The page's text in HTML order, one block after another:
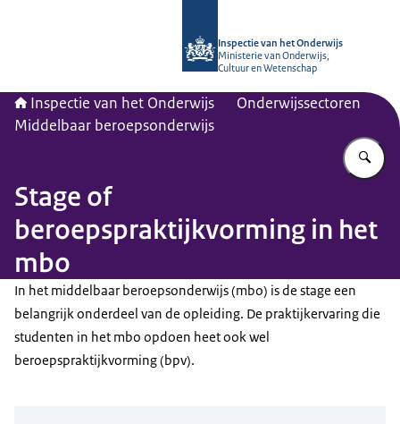
Inspectie van het Onderwijs
Ministerie van Onderwijs,
Cultuur en Wetenschap
Inspectie van het Onderwijs
Onderwijssectoren
Middelbaar beroepsonderwijs
Stage of
beroepspraktijkvorming in het
mbo
In het middelbaar beroepsonderwijs (mbo) is de stage een
belangrijk onderdeel van de opleiding. De praktijkervaring die
studenten in het mbo opdoen heet ook wel
beroepspraktijkvorming (bpv).